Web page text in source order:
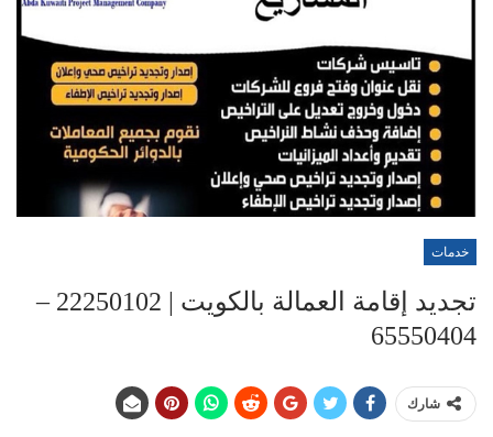
خدمات
تجديد إقامة العمالة بالكويت | 22250102 –
65550404
شارك